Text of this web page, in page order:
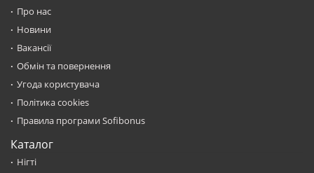
Про нас
Новини
Вакансії
Обмін та повернення
Угода користувача
Політика cookies
Правила програми Sofibonus
Каталог
Нігті